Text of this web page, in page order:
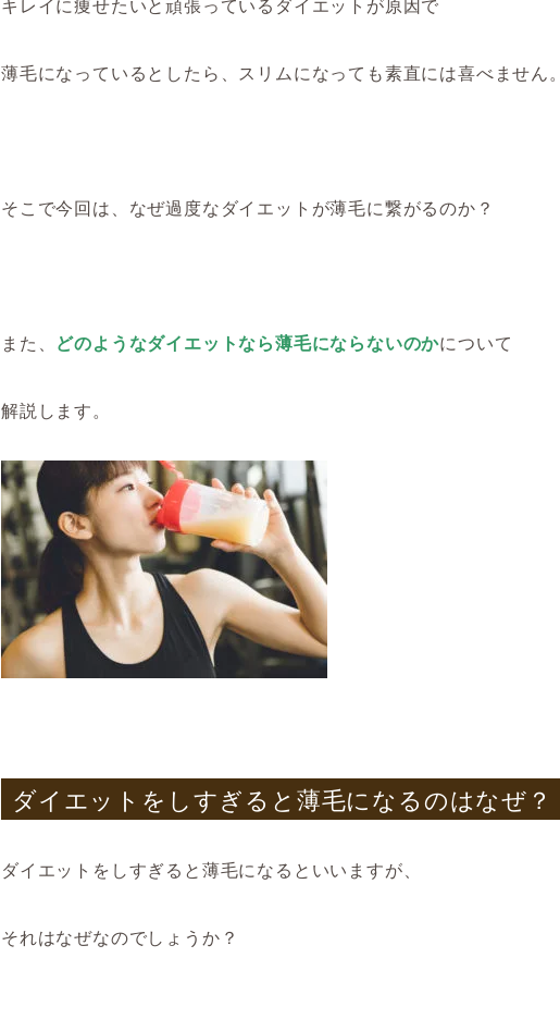
薄毛になっているとしたら、 スリムになっても素直には喜べません
そこで今回は、なぜ過度なダイエットが薄毛に繋がるのか？
また、 どのようなダイエットなら薄毛にならないのかについて
解説します。
ダイエットをしすぎると薄毛になるのはなぜ？
ダイエットをしすぎると薄毛になるといいますが、
それはなぜなのでしょうか？